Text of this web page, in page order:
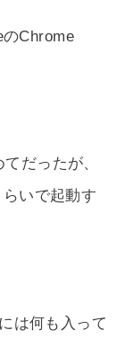
Chrome
だったが、
いで起動す
は何も入って